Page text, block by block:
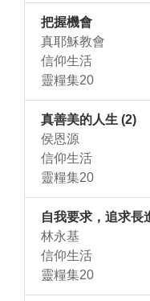
把握機會
真耶穌教會
信仰生活
靈糧集20
真善美的人生 (2)
侯恩源
信仰生活
靈糧集20
自我要求，追求長
林永基
信仰生活
靈糧集20